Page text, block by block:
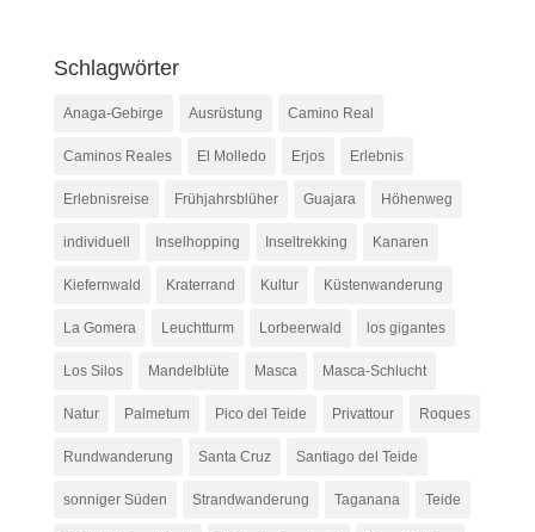
Schlagwörter
Anaga-Gebirge Ausrüstung Camino Real
Caminos Reales El Molledo Erjos Erlebnis
Erlebnisreise Frühjahrsblüher Guajara Höhenweg
individuell Inselhopping Inseltrekking Kanaren
Kiefernwald Kraterrand Kultur Küstenwanderung
La Gomera Leuchtturm Lorbeerwald los gigantes
Los Silos Mandelblüte Masca Masca-Schlucht
Natur Palmetum Pico del Teide Privattour Roques
Rundwanderung Santa Cruz Santiago del Teide
sonniger Süden Strandwanderung Taganana Teide